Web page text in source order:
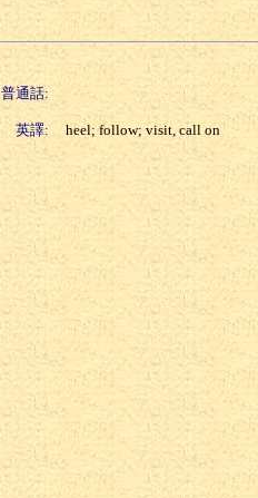
普通話:
英譯: heel; follow; visit, call on